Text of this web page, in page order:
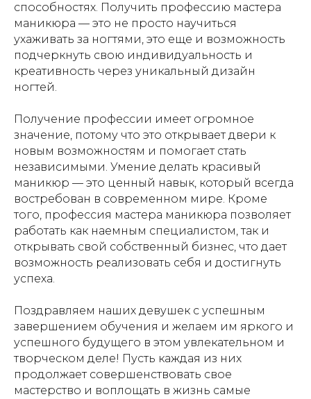
способностях. Получить профессию мастера
маникюра — это не просто научиться
ухаживать за ногтями, это еще и возможность
подчеркнуть свою индивидуальность и
креативность через уникальный дизайн
ногтей.
Получение профессии имеет огромное
значение, потому что это открывает двери к
новым возможностям и помогает стать
независимыми. Умение делать красивый
маникюр — это ценный навык, который всегда
востребован в современном мире. Кроме
того, профессия мастера маникюра позволяет
работать как наемным специалистом, так и
открывать свой собственный бизнес, что дает
возможность реализовать себя и достигнуть
успеха.
Поздравляем наших девушек с успешным
завершением обучения и желаем им яркого и
успешного будущего в этом увлекательном и
творческом деле! Пусть каждая из них
продолжает совершенствовать свое
мастерство и воплощать в жизнь самые